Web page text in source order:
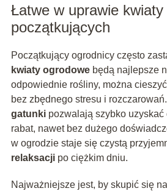
Łatwe w uprawie
początkujących
Początkujący ogrodnicy często
kwiaty ogrodowebędą najlepsze
odpowiednie rośliny, można
bez zbędnego stresu i rozczarowań.
gatunkipozwalają szybko uzyskać
rabat, nawet bez dużego
w ogrodzie staje się czystą
relaksacjipo ciężkim dniu.
Najważniejsze jest, by skupić się